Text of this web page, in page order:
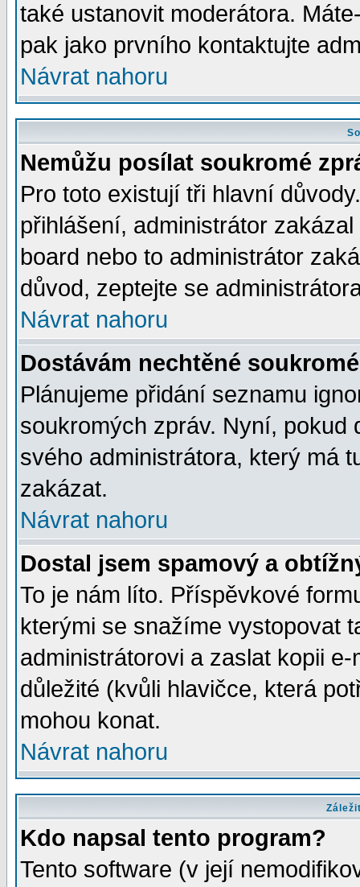
také ustanovit moderátora.
pak jako prvního kontaktujte
Návrat nahoru
Nemůžu posílat soukromé
Pro toto existují tři hlavní
přihlášení, administrátor
board nebo to administrátor
důvod, zeptejte se
Návrat nahoru
Dostávám nechtěné
Plánujeme přidání seznamu
soukromých zpráv. Nyní, pokud
svého administrátora, který má
zakázat.
Návrat nahoru
Dostal jsem spamový a
To je nám líto. Příspěvkové
kterými se snažíme vystopovat
administrátorovi a zaslat kopii
důležité (kvůli hlavičce, která
mohou konat.
Návrat nahoru
Kdo napsal tento program?
Tento software (v její